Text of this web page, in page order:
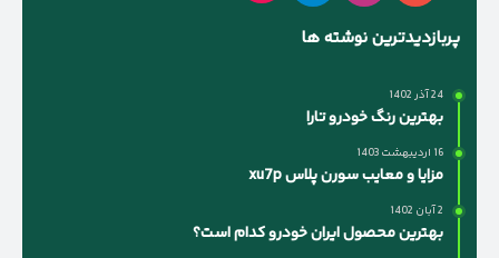
پربازدیدترین نوشته ها
24 آذر 1402
بهترین رنگ خودرو تارا
16 اردیبهشت 1403
مزایا و معایب سورن پلاس xu7p
2 آبان 1402
بهترین محصول ایران خودرو کدام است؟